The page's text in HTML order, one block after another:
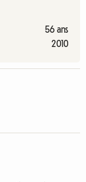
56 ans
2010